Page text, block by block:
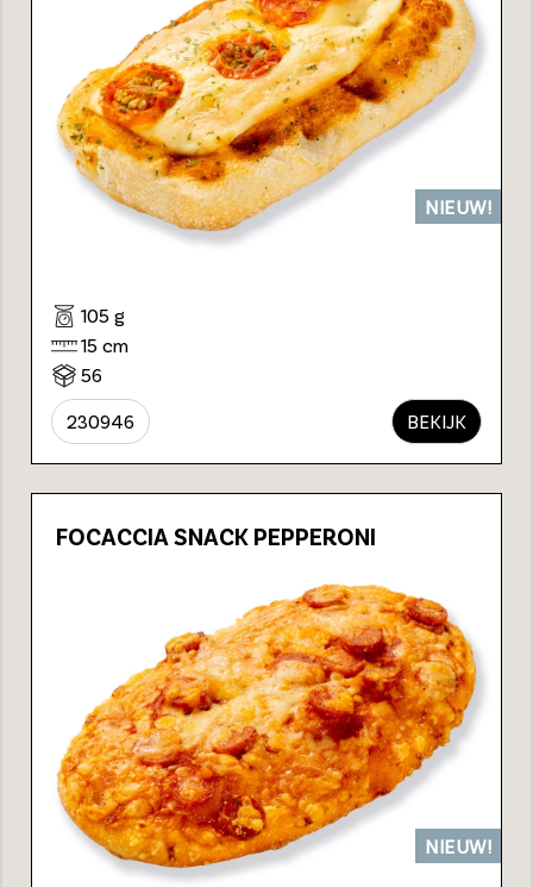
NIEUW!
105 g
15 cm
56
230946 BEKIJK
FOCACCIA SNACK PEPPERONI
NIEUW!